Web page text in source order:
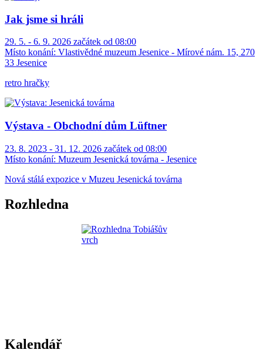
Jak jsme si hráli
29. 5. - 6. 9. 2026 začátek od 08:00
Místo konání: Vlastivědné muzeum Jesenice - Mírové nám. 15, 270
33 Jesenice
retro hračky
Výstava - Obchodní dům Lüftner
23. 8. 2023 - 31. 12. 2026 začátek od 08:00
Místo konání: Muzeum Jesenická továrna - Jesenice
Nová stálá expozice v Muzeu Jesenická továrna
Rozhledna
Kalendář